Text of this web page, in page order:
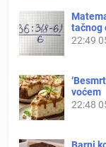
tačnog
22:49
voćem
22:48